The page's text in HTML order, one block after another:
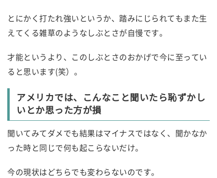
とにかく打たれ強いというか、踏みにじられてもまた生
えてくる雑草のようなしぶとさが自慢です。
才能というより、このしぶとさのおかげで今に至ってい
ると思います(笑）。
アメリカでは、こんなこと聞いたら恥ずかし
いとか思った方が損
聞いてみてダメでも結果はマイナスではなく、聞かなか
った時と同じで何も起こらないだけ。
今の現状はどちらでも変わらないのです。